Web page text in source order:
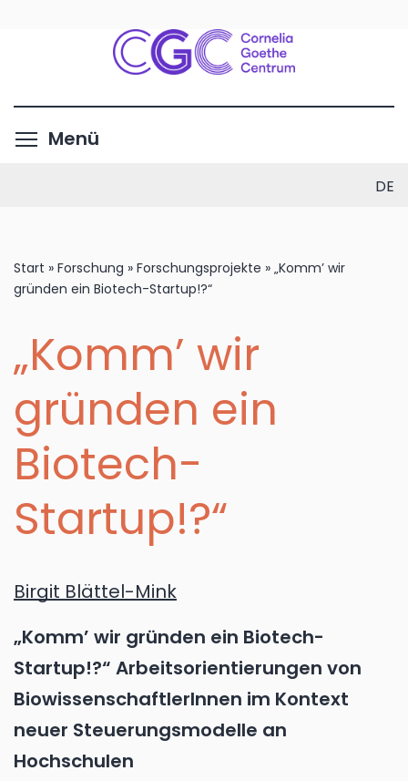
Inhalt
Menü
DE
Start » Forschung » Forschungsprojekte » „Komm’ wir
gründen ein Biotech-Startup!?“
„Komm’ wir
gründen ein
Biotech-
Startup!?“
Birgit Blättel-Mink
„Komm’ wir gründen ein Biotech-
Startup!?“ Arbeitsorientierungen von
BiowissenschaftlerInnen im Kontext
neuer Steuerungsmodelle an
Hochschulen